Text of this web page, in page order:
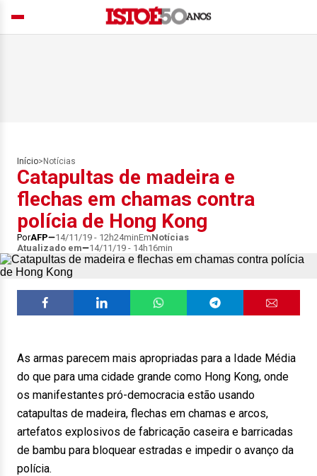
Início> Notícias
Catapultas de madeira e
flechas em chamas contra
polícia de Hong Kong
PorAFP 14/11/19 - 12h24minEmNotícias
Atualizado em
14/11/19 - 14h16min
As armas parecem mais apropriadas para a Idade Média
do que para uma cidade grande como Hong Kong, onde
os manifestantes pró-democracia estão usando
catapultas de madeira, flechas em chamas e arcos,
artefatos explosivos de fabricação caseira e barricadas
de bambu para bloquear estradas e impedir o avanço da
polícia.